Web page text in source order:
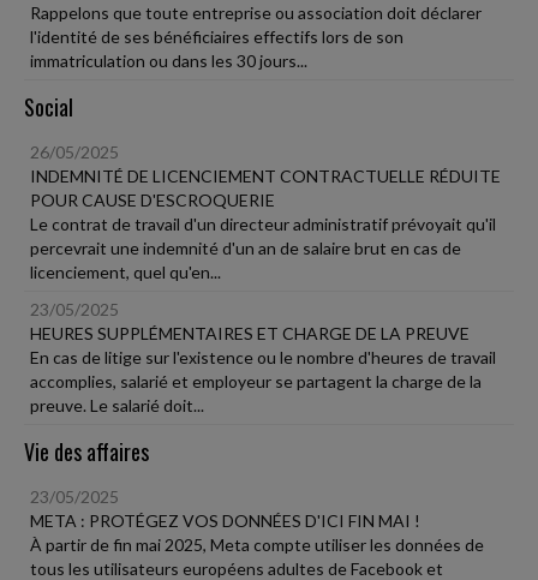
Rappelons que toute entreprise ou association doit déclarer
l'identité de ses bénéficiaires effectifs lors de son
immatriculation ou dans les 30 jours...
Social
26/05/2025
INDEMNITÉ DE LICENCIEMENT CONTRACTUELLE RÉDUITE
POUR CAUSE D'ESCROQUERIE
Le contrat de travail d'un directeur administratif prévoyait qu'il
percevrait une indemnité d'un an de salaire brut en cas de
licenciement, quel qu'en...
23/05/2025
HEURES SUPPLÉMENTAIRES ET CHARGE DE LA PREUVE
En cas de litige sur l'existence ou le nombre d'heures de travail
accomplies, salarié et employeur se partagent la charge de la
preuve. Le salarié doit...
Vie des affaires
23/05/2025
META : PROTÉGEZ VOS DONNÉES D'ICI FIN MAI !
À partir de fin mai 2025, Meta compte utiliser les données de
tous les utilisateurs européens adultes de Facebook et